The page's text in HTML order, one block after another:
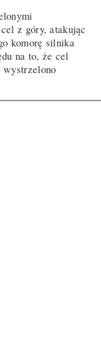
z góry, atakując
komorę silnika
na to, że cel
wystrzelono